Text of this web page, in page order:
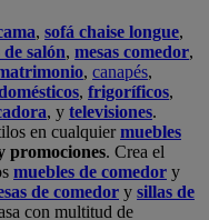
, sofá chaise longue,
salón, mesas comedor,
, canapés,
, frigoríficos,
, y televisiones.
en cualquiermuebles
promociones. Crea el
muebles de comedor y
de comedor y sillas de
con multitud de